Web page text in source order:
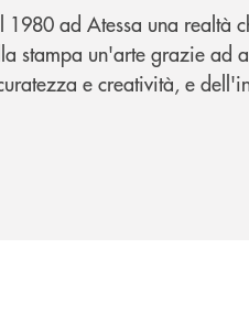
1980 ad Atessa una realtà
stampa un'arte grazie ad
e creatività, e